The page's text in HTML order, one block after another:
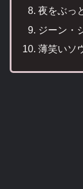
夜をぶっ
ジーン・
薄笑いソ